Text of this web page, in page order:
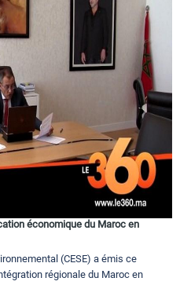
économique du Maroc en
(CESE) a émis ce
régionale du Maroc en